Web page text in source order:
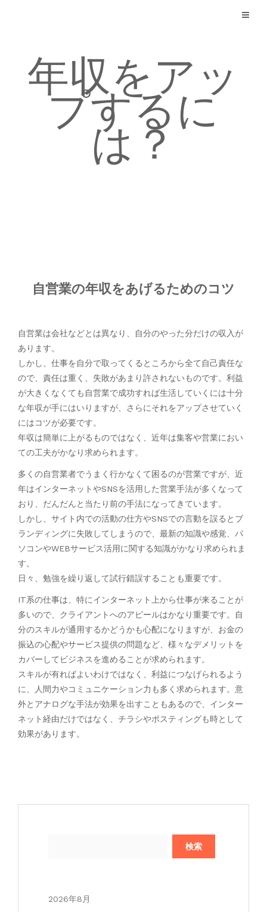
年収をアッ
プするに
は？
自営業の年収をあげるためのコツ
自営業は会社などとは異なり、自分のやった分だけの収入が
あります。
しかし、仕事を自分で取ってくるところから全て自己責任な
ので、責任は重く、失敗があまり許されないものです。利益
が大きくなくても自営業で成功すれば生活していくには十分
な年収が手にはいりますが、さらにそれをアップさせていく
にはコツが必要です。
年収は簡単に上がるものではなく、近年は集客や営業におい
ての工夫がかなり求められます。
多くの自営業者でうまく行かなくて困るのが営業ですが、近
年はインターネットやSNSを活用した営業手法が多くなって
おり、だんだんと当たり前の手法になってきています。
しかし、サイト内での活動の仕方やSNSでの言動を誤るとブ
ランディングに失敗してしまうので、最新の知識や感覚、パ
ソコンやWEBサービス活用に関する知識がかなり求められま
す。
日々、勉強を繰り返して試行錯誤することも重要です。
IT系の仕事は、特にインターネット上から仕事が来ることが
多いので、クライアントへのアピールはかなり重要です。自
分のスキルが通用するかどうかも心配になりますが、お金の
振込の心配やサービス提供の問題など、様々なデメリットを
カバーしてビジネスを進めることが求められます。
スキルが有ればよいわけではなく、利益につなげられるよう
に、人間力やコミュニケーション力も多く求められます。意
外とアナログな手法が効果を出すこともあるので、インター
ネット経由だけではなく、チラシやポスティングも時として
効果があります。
2026年8月